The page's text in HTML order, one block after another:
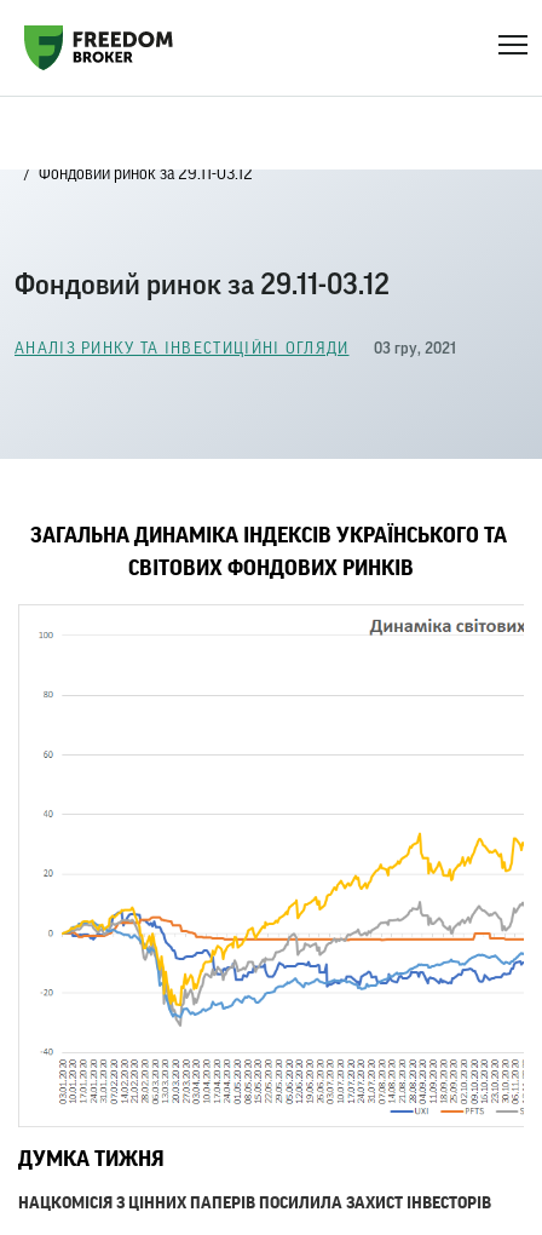
Фондовий ринок за 29.11-03.12
Фондовий ринок за 29.11-03.12
АНАЛІЗ РИНКУ ТА ІНВЕСТИЦІЙНІ ОГЛЯДИ 03 гру, 2021
ЗАГАЛЬНА ДИНАМІКА ІНДЕКСІВ УКРАЇНСЬКОГО ТА
СВІТОВИХ ФОНДОВИХ РИНКІВ
ДУМКА ТИЖНЯ
НАЦКОМІСІЯ З ЦІННИХ ПАПЕРІВ ПОСИЛИЛА ЗАХИСТ ІНВЕСТОРІВ